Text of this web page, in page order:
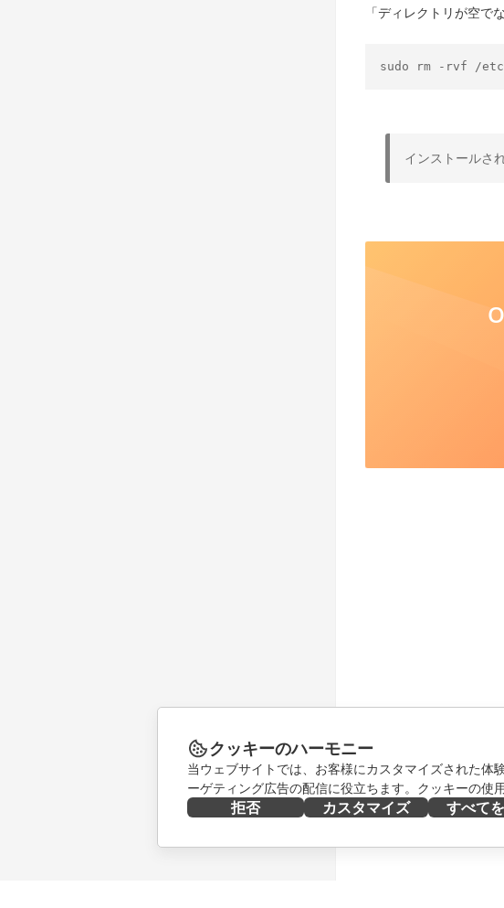
「ディレクトリが空で
sudo rm -rvf /
インストールさ
クッキーのハーモニー
当ウェブサイトでは、お客様にカスタマイズされた
ーゲティング広告の配信に役立ちます。クッキーの使
拒否 カスタマイズ すべて